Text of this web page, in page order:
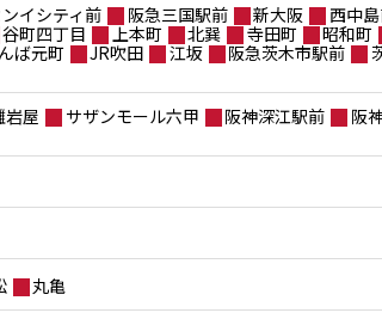
イシティ前 阪急三国駅前 新大阪 西中
谷町四丁目 上本町 北巽 寺田町 昭和町
ば元町 JR吹田 江坂 阪急茨木市駅前
岩屋 サザンモール六甲 阪神深江駅前 阪
丸亀